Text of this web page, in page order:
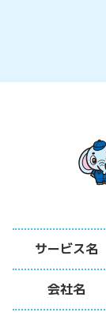
サービス名
会社名